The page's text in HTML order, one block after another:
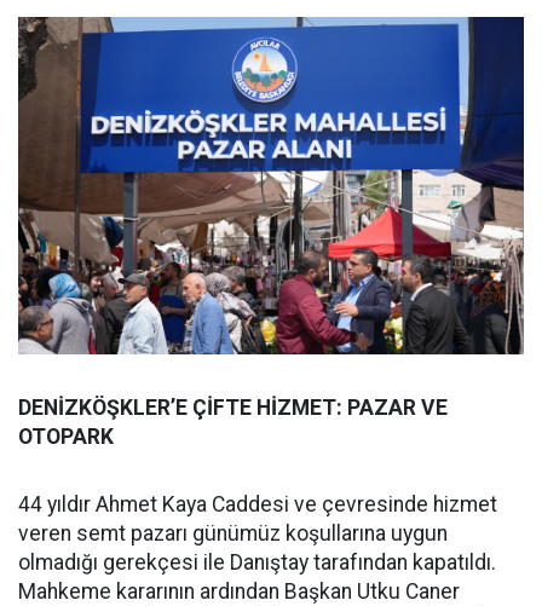
DENİZKÖŞKLER’E ÇİFTE HİZMET: PAZAR VE
OTOPARK
44 yıldır Ahmet Kaya Caddesi ve çevresinde hizmet
veren semt pazarı günümüz koşullarına uygun
olmadığı gerekçesi ile Danıştay tarafından kapatıldı.
Mahkeme kararının ardından Başkan Utku Caner